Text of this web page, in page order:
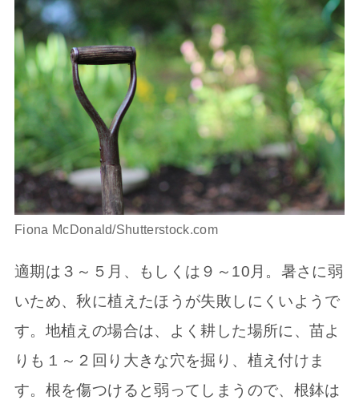
Fiona McDonald/Shutterstock.com
適期は３～５月、もしくは９～10月。暑さに弱
いため、秋に植えたほうが失敗しにくいようで
す。地植えの場合は、よく耕した場所に、苗よ
りも１～２回り大きな穴を掘り、植え付けま
す。根を傷つけると弱ってしまうので、根鉢は